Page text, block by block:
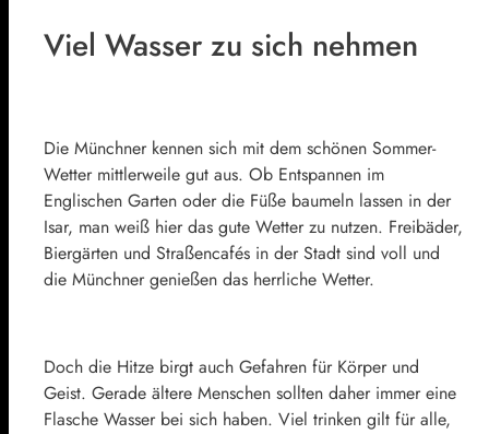
Viel Wasser zu sich nehmen
Die Münchner kennen sich mit dem schönen Sommer-
Wetter mittlerweile gut aus. Ob Entspannen im
Englischen Garten oder die Füße baumeln lassen in der
Isar, man weiß hier das gute Wetter zu nutzen. Freibäder,
Biergärten und Straßencafés in der Stadt sind voll und
die Münchner genießen das herrliche Wetter.
Doch die Hitze birgt auch Gefahren für Körper und
Geist. Gerade ältere Menschen sollten daher immer eine
Flasche Wasser bei sich haben. Viel trinken gilt für alle,